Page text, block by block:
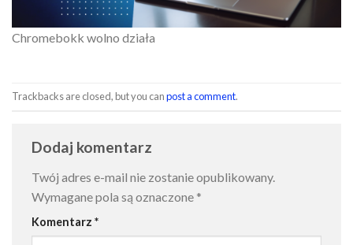
Chromebokk wolno działa
Trackbacks are closed, but you canpost a comment.
Dodaj komentarz
Twój adres e-mail nie zostanie opublikowany.
Wymagane pola są oznaczone *
Komentarz *